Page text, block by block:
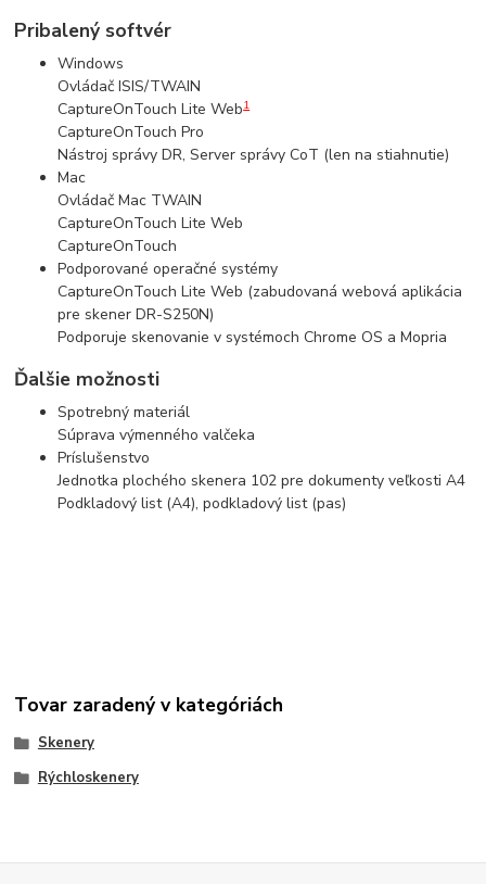
Pribalený softvér
Windows
Ovládač ISIS/TWAIN
CaptureOnTouch Lite Web1
CaptureOnTouch Pro
Nástroj správy DR, Server správy CoT (len na stiahnutie)
Mac
Ovládač Mac TWAIN
CaptureOnTouch Lite Web
CaptureOnTouch
Podporované operačné systémy
CaptureOnTouch Lite Web (zabudovaná webová aplikácia
pre skener DR-S250N)
Podporuje skenovanie v systémoch Chrome OS a Mopria
Ďalšie možnosti
Spotrebný materiál
Súprava výmenného valčeka
Príslušenstvo
Jednotka plochého skenera 102 pre dokumenty veľkosti A4
Podkladový list (A4), podkladový list (pas)
Tovar zaradený v kategóriách
Skenery
Rýchloskenery